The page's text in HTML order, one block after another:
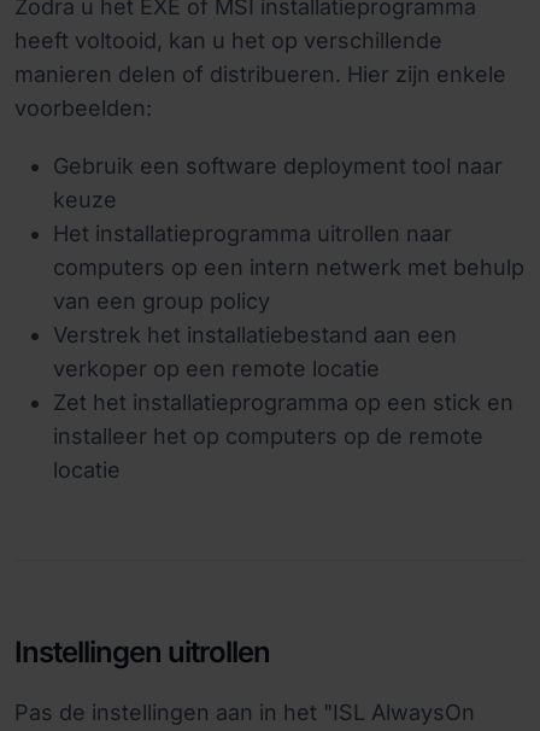
Zodra u het EXE of MSI installatieprogramma
heeft voltooid, kan u het op verschillende
manieren delen of distribueren. Hier zijn enkele
voorbeelden:
Gebruik een software deployment tool naar
keuze
Het installatieprogramma uitrollen naar
computers op een intern netwerk met behulp
van een group policy
Verstrek het installatiebestand aan een
verkoper op een remote locatie
Zet het installatieprogramma op een stick en
installeer het op computers op de remote
locatie
Instellingen uitrollen
Pas de instellingen aan in het "ISL AlwaysOn